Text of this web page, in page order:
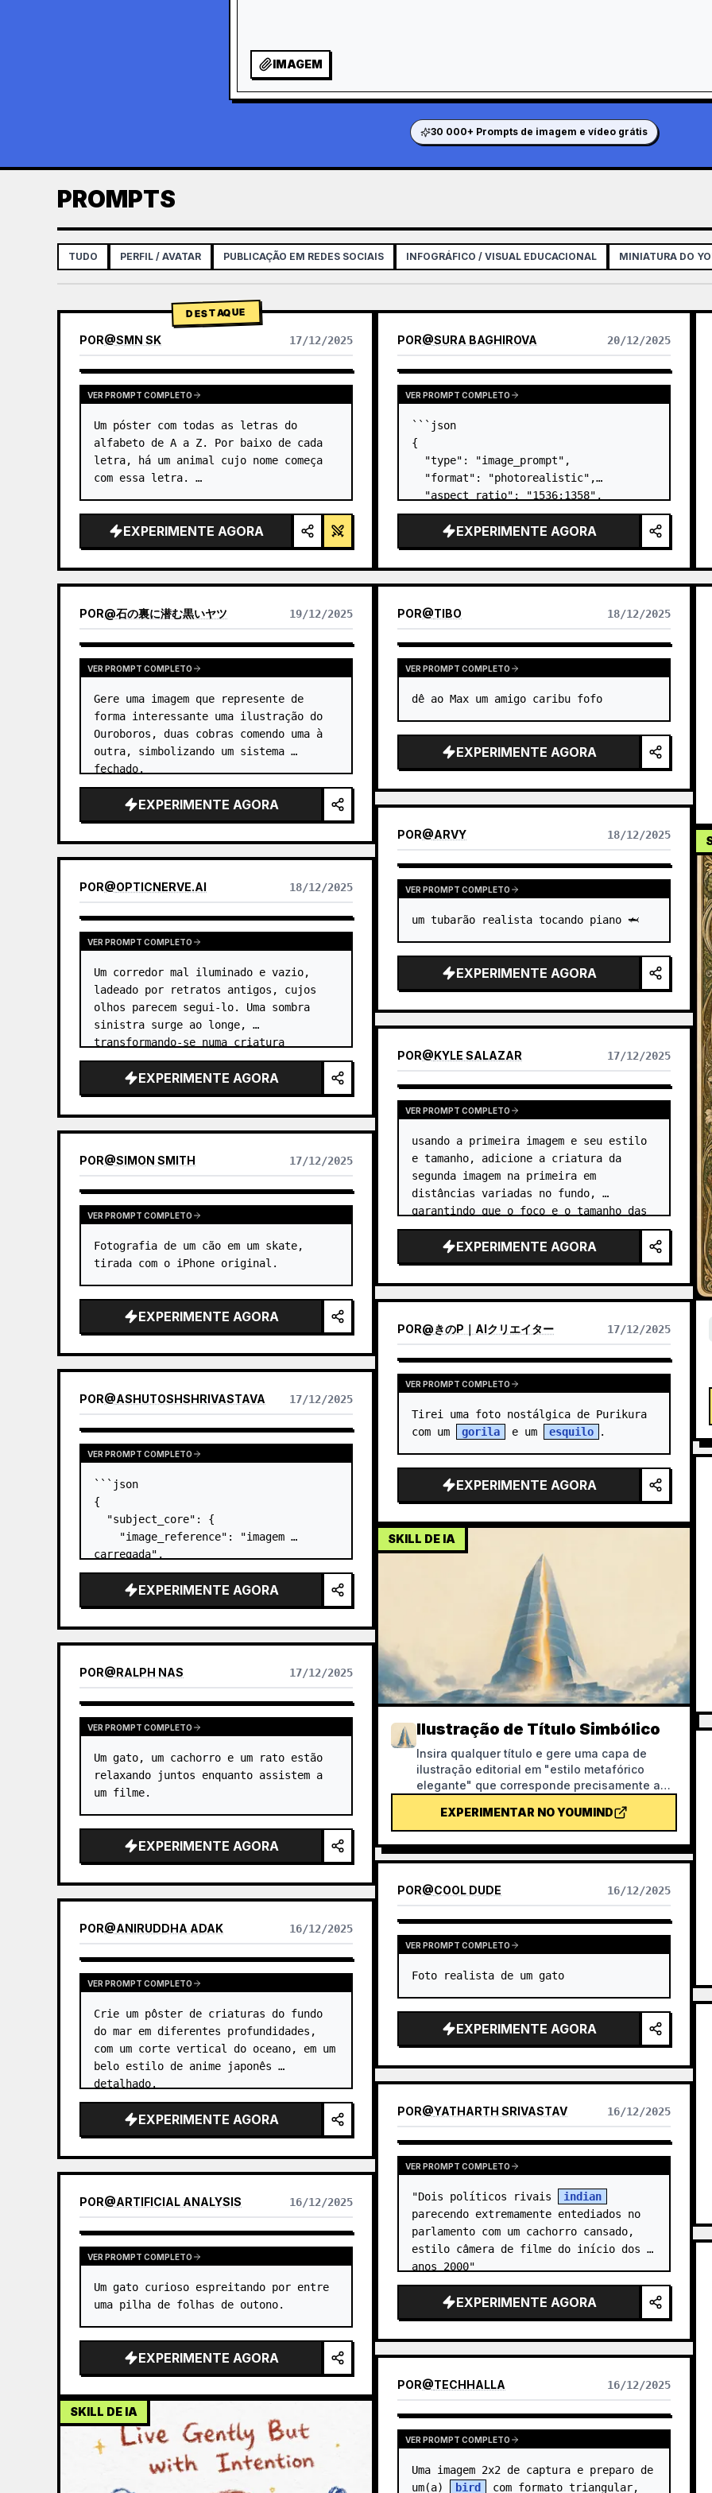
IMAGEM
30 000+ Prompts de imagem e vídeo grátis
PROMPTS
TUDO PERFIL / AVATAR PUBLICAÇÃO EM REDES SOCIAIS INFOGRÁFICO / VISUAL EDUCACIONAL MINIATURA DO
DESTAQUE
POR@SMN SK 17/12/2025
GPTIMAGE15PROMPTS.PROMPTCARD.VIEWOTHERMODELRESULTS
VER PROMPT COMPLETO
Um póster com todas as letras do
alfabeto de A a Z. Por baixo de cada
letra, há um animal cujo nome começa
com essa letra. …
EXPERIMENTE AGORA
POR@石の裏に潜む黒いヤツ 19/12/2025
VER PROMPT COMPLETO
Gere uma imagem que represente de
forma interessante uma ilustração do
Ouroboros, duas cobras comendo uma à
outra, simbolizando um sistema
fechado.
EXPERIMENTE AGORA
POR@OPTICNERVE.AI 18/12/2025
VER PROMPT COMPLETO
Um corredor mal iluminado e vazio,
ladeado por retratos antigos, cujos
olhos parecem segui-lo. Uma sombra
sinistra surge ao longe,
transformando-se numa criatura
intimidante e desconhecida com olhos
vermelhos luminescentes.
EXPERIMENTE AGORA
POR@SIMON SMITH 17/12/2025
VER PROMPT COMPLETO
Fotografia de um cão em um skate,
tirada com o iPhone original.
EXPERIMENTE AGORA
POR@ASHUTOSHSHRIVASTAVA 17/12/2025
VER PROMPT COMPLETO
```json
{
  "subject_core": {
    "image_reference": "imagem
carregada",
    "facial_features": "Olhos
castanhos-esverdeados intensos, testa
franzida, nariz afilado, tez
envelhecida",
    "hair": "Cabelo castanho-escuro
ligeir…
EXPERIMENTE AGORA
POR@RALPH NAS 17/12/2025
VER PROMPT COMPLETO
Um gato, um cachorro e um rato estão
relaxando juntos enquanto assistem a
um filme.
EXPERIMENTE AGORA
POR@ANIRUDDHA ADAK 16/12/2025
VER PROMPT COMPLETO
Crie um pôster de criaturas do fundo
do mar em diferentes profundidades,
com um corte vertical do oceano, em um
belo estilo de anime japonês
detalhado.
EXPERIMENTE AGORA
POR@ARTIFICIAL ANALYSIS 16/12/2025
VER PROMPT COMPLETO
Um gato curioso espreitando por entre
uma pilha de folhas de outono.
EXPERIMENTE AGORA
SKILL DE IA
POR@SURA BAGHIROVA 20/12/2025
VER PROMPT COMPLETO
```json
{
  "type": "image_prompt",
  "format": "photorealistic",
  "aspect_ratio": "1536:1358",
  "scene": {
    "setting": "varanda/terraço
exterior com um corrimão de vidro",
    "time_of_day": "dia",
    "weather": "céu limpo",
EXPERIMENTE AGORA
POR@TIBO 18/12/2025
VER PROMPT COMPLETO
dê ao Max um amigo caribu fofo
EXPERIMENTE AGORA
POR@ARVY 18/12/2025
VER PROMPT COMPLETO
um tubarão realista tocando piano 🦈
EXPERIMENTE AGORA
POR@KYLE SALAZAR 17/12/2025
VER PROMPT COMPLETO
usando a primeira imagem e seu estilo
e tamanho, adicione a criatura da
segunda imagem na primeira em
distâncias variadas no fundo,
garantindo que o foco e o tamanho das
criaturas sejam apropriados para sua
distância, deve haver um total de
{argument name="num…
EXPERIMENTE AGORA
POR@きのP｜AIクリエイター 17/12/2025
VER PROMPT COMPLETO
Tirei uma foto nostálgica de Purikura
com um
gorila e um esquilo .
EXPERIMENTE AGORA
SKILL DE IA
Ilustração de Título Simbólico
Insira qualquer título e gere uma capa de
ilustração editorial em "estilo metafórico
elegante" que corresponde precisamente ao
cores contida de azul-nevoeiro + branco-
creme + toques quentes, uma única metáfora
visual, muito espaço em branco, banner 16:9.
Adequado para imagens de destaque de
EXPERIMENTAR NO YOUMIND
POR@COOL DUDE 16/12/2025
VER PROMPT COMPLETO
Foto realista de um gato
EXPERIMENTE AGORA
POR@YATHARTH SRIVASTAV 16/12/2025
VER PROMPT COMPLETO
"Dois políticos rivais
indian
parecendo extremamente entediados no
parlamento com um cachorro cansado,
estilo câmera de filme do início dos
anos 2000"
EXPERIMENTE AGORA
POR@TECHHALLA 16/12/2025
VER PROMPT COMPLETO
Uma imagem 2x2 de captura e preparo de
um(a)
bird com formato triangular,